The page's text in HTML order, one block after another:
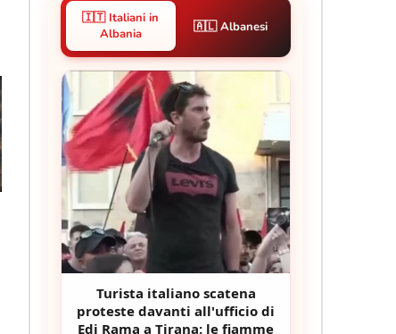
🇮🇹 Italiani in
Albania
🇦🇱 Albanesi
Turista italiano scatena
proteste davanti all'ufficio di
Edi Rama a Tirana: le fiamme